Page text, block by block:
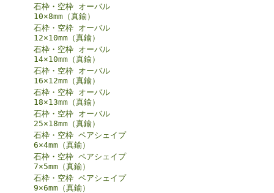
石枠・空枠 オーバル
10×8mm（真鍮）
石枠・空枠 オーバル
12×10mm（真鍮）
石枠・空枠 オーバル
14×10mm（真鍮）
石枠・空枠 オーバル
16×12mm（真鍮）
石枠・空枠 オーバル
18×13mm（真鍮）
石枠・空枠 オーバル
25×18mm（真鍮）
石枠・空枠 ペアシェイプ
6×4mm（真鍮）
石枠・空枠 ペアシェイプ
7×5mm（真鍮）
石枠・空枠 ペアシェイプ
9×6mm（真鍮）